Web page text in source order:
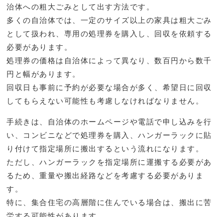
治体への粗大ごみとして出す方法です。
多くの自治体では、一定のサイズ以上の家具は粗大ごみ
として扱われ、専用の処理券を購入し、回収を依頼する
必要があります。
処理券の価格は自治体によって異なり、数百円から数千
円と幅があります。
回収日も事前に予約が必要な場合が多く、希望日に回収
してもらえない可能性も考慮しなければなりません。
手続きは、自治体のホームページや電話で申し込みを行
い、コンビニなどで処理券を購入、ハンガーラックに貼
り付けて指定場所に搬出するという流れになります。
ただし、ハンガーラックを指定場所に運搬する必要があ
るため、重量や搬出経路などを考慮する必要がありま
す。
特に、集合住宅の高層階に住んでいる場合は、搬出に苦